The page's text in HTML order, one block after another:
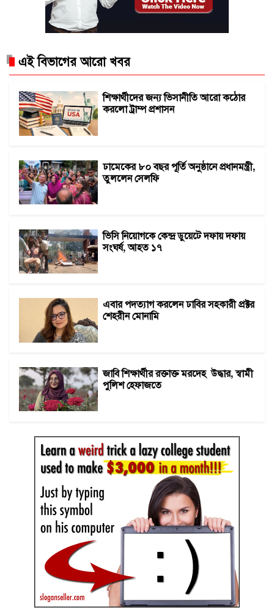
এই বিভাগের আরো খবর
শিক্ষার্থীদের জন্য ভিসানীতি আরো কঠোর
করলো ট্রাম্প প্রশাসন
ঢামেকের ৮০ বছর পূর্তি অনুষ্ঠানে প্রধানমন্ত্রী,
তুললেন সেলফি
ভিসি নিয়োগকে কেন্দ্র ডুয়েটে দফায় দফায়
সংঘর্ষ, আহত ১৭
এবার পদত্যাগ করলেন ঢাবির সহকারী প্রক্টর
শেহরীন মোনামি
জাবি শিক্ষার্থীর রক্তাক্ত মরদেহ উদ্ধার, স্বামী
পুলিশ হেফাজতে